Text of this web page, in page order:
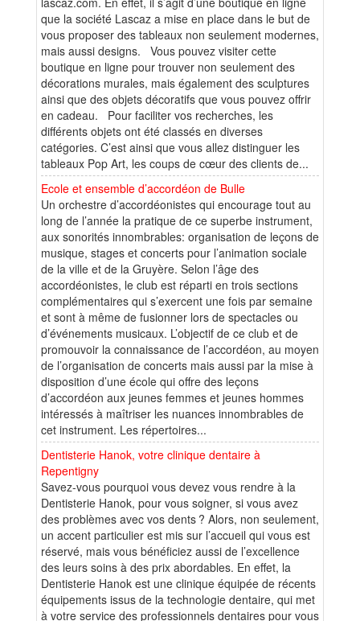
que la société Lascaz a mise en place dans le but de
vous proposer des tableaux non seulement modernes,
mais aussi designs. Vous pouvez visiter cette
boutique en ligne pour trouver non seulement des
décorations murales, mais également des sculptures
ainsi que des objets décoratifs que vous pouvez offrir
en cadeau. Pour faciliter vos recherches, les
différents objets ont été classés en diverses
catégories. C’est ainsi que vous allez distinguer les
tableaux Pop Art, les coups de cœur des clients de...
Ecole et ensemble d’accordéon de Bulle
Un orchestre d’accordéonistes qui encourage tout au
long de l’année la pratique de ce superbe instrument,
aux sonorités innombrables: organisation de leçons de
musique, stages et concerts pour l’animation sociale
de la ville et de la Gruyère. Selon l’âge des
accordéonistes, le club est réparti en trois sections
complémentaires qui s’exercent une fois par semaine
et sont à même de fusionner lors de spectacles ou
d’événements musicaux. L’objectif de ce club et de
promouvoir la connaissance de l’accordéon, au moyen
de l’organisation de concerts mais aussi par la mise à
disposition d’une école qui offre des leçons
d’accordéon aux jeunes femmes et jeunes hommes
intéressés à maîtriser les nuances innombrables de
cet instrument. Les répertoires...
Dentisterie Hanok, votre clinique dentaire à
Repentigny
Savez-vous pourquoi vous devez vous rendre à la
Dentisterie Hanok, pour vous soigner, si vous avez
des problèmes avec vos dents ? Alors, non seulement,
un accent particulier est mis sur l’accueil qui vous est
réservé, mais vous bénéficiez aussi de l’excellence
des leurs soins à des prix abordables. En effet, la
Dentisterie Hanok est une clinique équipée de récents
équipements issus de la technologie dentaire, qui met
à votre service des professionnels dentaires pour vous